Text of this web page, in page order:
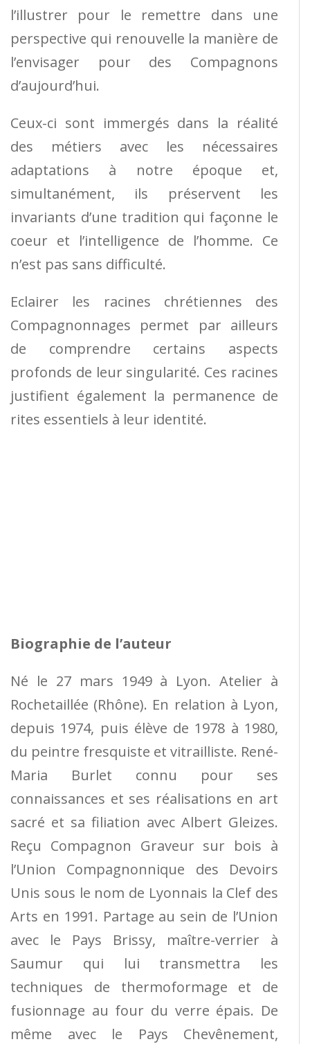
l’illustrer pour le remettre dans une
perspective qui renouvelle la manière de
l’envisager pour des Compagnons
d’aujourd’hui.
Ceux-ci sont immergés dans la réalité
des métiers avec les nécessaires
adaptations à notre époque et,
simultanément, ils préservent les
invariants d’une tradition qui façonne le
coeur et l’intelligence de l’homme. Ce
n’est pas sans difficulté.
Eclairer les racines chrétiennes des
Compagnonnages permet par ailleurs
de comprendre certains aspects
profonds de leur singularité. Ces racines
justifient également la permanence de
rites essentiels à leur identité.
Biographie de l’auteur
Né le 27 mars 1949 à Lyon. Atelier à
Rochetaillée (Rhône). En relation à Lyon,
depuis 1974, puis élève de 1978 à 1980,
du peintre fresquiste et vitrailliste. René-
Maria Burlet connu pour ses
connaissances et ses réalisations en art
sacré et sa filiation avec Albert Gleizes.
Reçu Compagnon Graveur sur bois à
l’Union Compagnonnique des Devoirs
Unis sous le nom de Lyonnais la Clef des
Arts en 1991. Partage au sein de l’Union
avec le Pays Brissy, maître-verrier à
Saumur qui lui transmettra les
techniques de thermoformage et de
fusionnage au four du verre épais. De
même avec le Pays Chevênement,